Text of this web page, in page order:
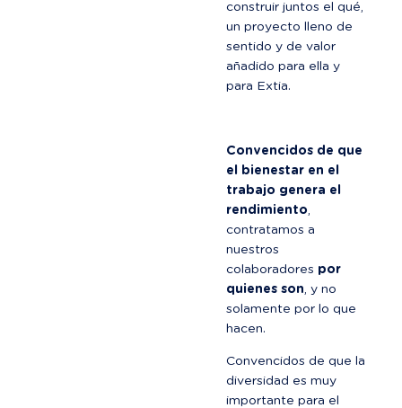
construir juntos el qué,
un proyecto lleno de
sentido y de valor
añadido para ella y
para Extia.
Convencidos de que
el bienestar en el
trabajo genera el
rendimiento,
contratamos a
nuestros
colaboradores por
quienes son, y no
solamente por lo que
hacen.
Convencidos de que la
diversidad es muy
importante para el